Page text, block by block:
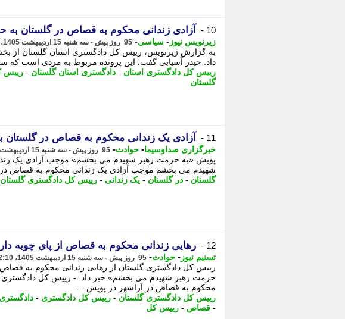
10 - آزادی زندانی محکوم به قصاص در گلستان به
زیرنویس نیوز - سیاسی- 95 روز پیش - سه شنبه 15 اردیبهشت 1405، 12:28
به گزارش زیرنویس، رییس کل دادگستری استان گلستان از
داد. حیدر آسیابی گفت: این پرونده مربوط به مردی است که سال 1391 در پی اختلاف و
رییس کل دادگستری استان - دادگستری استان گلستان - رییس
گلستان
11 - آزادی یک زندانی محکوم به قصاص در گلستان
خبرگزاری صداوسیما- حوادث- 95 روز پیش - سه شنبه 15 اردیبهشت 1405، 12:15
پویش «به حرمت رهبر شهیدم می بخشم» موجب آزادی یک
شهیدم می بخشم موجب آزادی یک زندانی محکوم به قصاص در
گلستان - در گلستان - یک زندانی - رییس کل دادگستری گلستان
12 - رهایی زندانی محکوم به قصاص از پای چوبه
تسنیم نیوز - حوادث- 95 روز پیش - سه شنبه 15 اردیبهشت 1405، 12:10
رییس کل دادگستری گلستان از رهایی زندانی محکوم به
حرمت رهبر شهیدم می بخشم» خبر داد. - رییس کل دادگستری
محکوم به قصاص در آزاشهر در پویش ...
رییس کل دادگستری گلستان - رییس کل دادگستری -
- قصاص - رییس کل